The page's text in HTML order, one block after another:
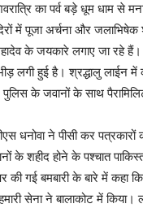
का पर्व बड़े धूम धाम से
में पूजा अर्चना और जलाभिषेक
के जयकारे लगाए जा रहे हैं।
लगी हुई है। श्रद्धालु लाईन
पुलिस के जवानों के साथ
धनोवा ने पीसी कर पत्रकारों
के शहीद होने के पश्चात
गई बमबारी के बारे में कहा
सेना ने बालाकोट में किया।